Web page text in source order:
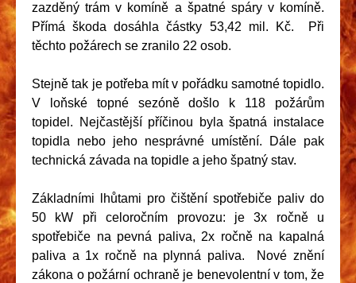
zazděný trám v komíně a špatné spáry v komíně.
Přímá škoda dosáhla částky 53,42 mil. Kč. Při
těchto požárech se zranilo 22 osob.
Stejně tak je potřeba mít v pořádku samotné topidlo.
V loňské topné sezóně došlo k 118 požárům
topidel. Nejčastější příčinou byla špatná instalace
topidla nebo jeho nesprávné umístění. Dále pak
technická závada na topidle a jeho špatný stav.
Základními lhůtami pro čištění spotřebiče paliv do
50 kW při celoročním provozu: je 3x ročně u
spotřebiče na pevná paliva, 2x ročně na kapalná
paliva a 1x ročně na plynná paliva. Nové znění
zákona o požární ochraně je benevolentní v tom, že